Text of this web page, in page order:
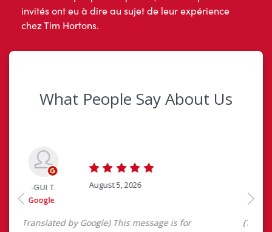
invités ont eu à dire au sujet de leur expérience
chez Tim Hortons.